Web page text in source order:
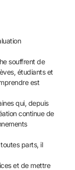
souffrent de
étudiants et
est
qui, depuis
continue de
parts, il
et de mettre